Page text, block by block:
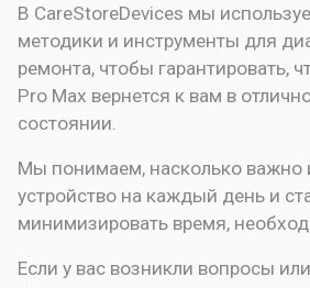
В CareStoreDevices мы
методики и инструменты для
ремонта, чтобы гарантировать,
Pro Max вернется к вам в
состоянии.
Мы понимаем, насколько важно
устройство на каждый день и
минимизировать время,
Если у вас возникли вопросы